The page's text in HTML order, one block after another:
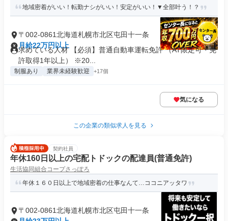
地域密着がいい！転勤ナシがいい！安定がいい！▼全部叶う！？
〒002-0861北海道札幌市北区屯田十一条
月給22万円以上
求めている人材 【必須】普通自動車運転免許 （AT限定可・免
許取得1年以上） ※20...
制服あり 業界未経験歓迎 +17個
気になる
この企業の類似求人を見る
契約社員
年休160日以上の宅配トドックの配達員(普通免許)
生活協同組合コープさっぽろ
年休１６０日以上で地域密着の仕事なんて…ココニアッタワ
〒002-0861北海道札幌市北区屯田十一条